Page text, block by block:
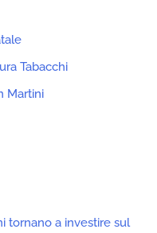
Tabacchi
Martini
tornano a investire sul